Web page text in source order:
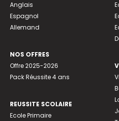
Anglais
Espagnol
Allemand
NOS OFFRES
Offre 2025-2026
Pack Réussite 4 ans
REUSSITE SCOLAIRE
Ecole Primaire